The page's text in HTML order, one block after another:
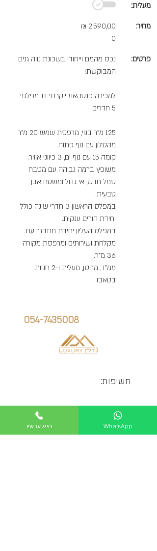
מעלית:
₪ 2,590,00
0
מחיר:
נכס מהמם וייחודי בשכונת נווה גנים
המבוקשת!
למכירה פנטהאוז יוקרתי דו-מפלסי
5 חדרים!
125 מ"ר בנוי, מרפסת שמש 20 מ"ר
מהסלון עם נוף פתוח.
קומה 15 עם נוף ים, 3 כיווני אוויר.
משופץ ברמה גבוהה עם מטבח
סמל חדש, אי גדול ומשטח אבן
טבעית.
במפלס הראשון 3 חדרי שינה כולל
יחידת הורים ענקית.
במפלס העליון יחידת מתבגר עם
מקלחת ושירותים ומרפסת מקורה
36 מ"ר.
ממ"ד, מחסן, מעלית ו-2 חניות
בטאבו.
פרטים:
054-7435008
חשיפות:
חייג עכשיו WhatsApp